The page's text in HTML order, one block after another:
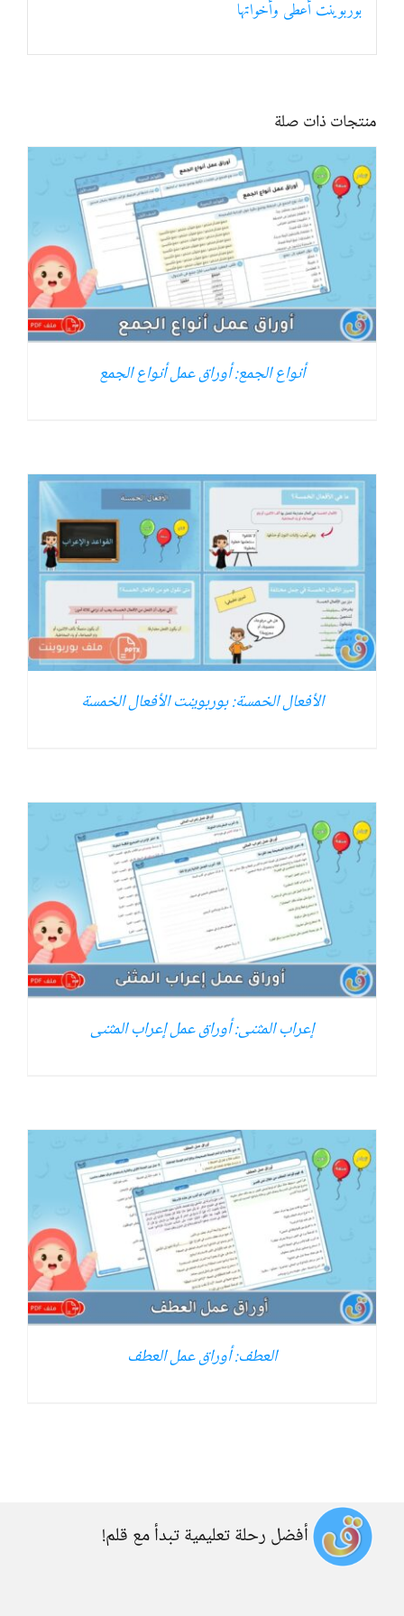
بوربوينت أعطى وأخواتها
منتجات ذات صلة
أنواع الجمع: أوراق عمل أنواع الجمع
الأفعال الخمسة: بوربوينت الأفعال الخمسة
إعراب المثنى: أوراق عمل إعراب المثنى
العطف: أوراق عمل العطف
أفضل رحلة تعليمية تبدأ مع قلم!